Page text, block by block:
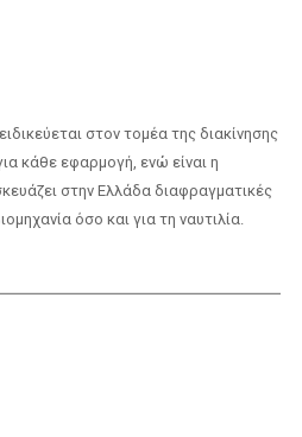
στον τομέα της διακίνησης
κάθε εφαρμογή, ενώ είναι η
στην Ελλάδα διαφραγματικές
όσο και για τη ναυτιλία.